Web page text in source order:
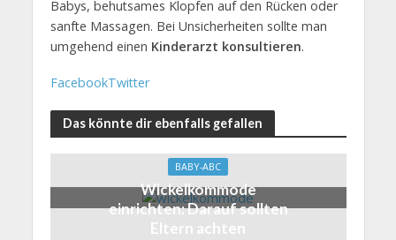
Babys, behutsames Klopfen auf den Rücken oder
sanfte Massagen. Bei Unsicherheiten sollte man
umgehend einen Kinderarzt konsultieren.
FacebookTwitter
Das könnte dir ebenfalls gefallen
BABY-ABC
Wickelkommode
einrichten: Darauf sollten
Eltern achten